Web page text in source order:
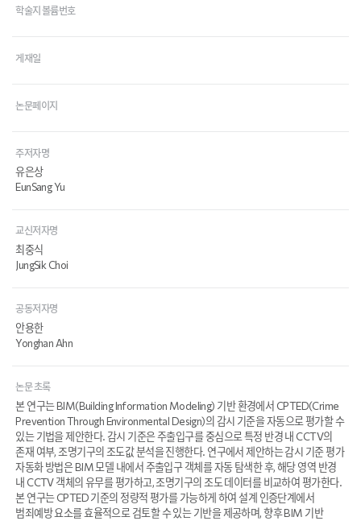
학술지 볼륨번호
게재일
논문페이지
주저자명
유은상
EunSang Yu
교신저자명
최중식
JungSik Choi
공동저자명
안용한
Yonghan Ahn
논문 초록
본 연구는 BIM(Building Information Modeling) 기반 환경에서 CPTED(Crime
Prevention Through Environmental Design)의 감시 기준을 자동으로 평가할 수
있는 기법을 제안한다. 감시 기준은 주출입구를 중심으로 특정 반경 내 CCTV의
존재 여부, 조명기구의 조도값 분석을 진행한다. 연구에서 제안하는 감시 기준 평가
자동화 방법은 BIM 모델 내에서 주출입구 객체를 자동 탐색한 후, 해당 영역 반경
내 CCTV 객체의 유무를 평가하고, 조명기구의 조도 데이터를 비교하여 평가한다.
본 연구는 CPTED 기준의 정량적 평가를 가능하게 하여 설계 인증단계에서
범죄예방 요소를 효율적으로 검토할 수 있는 기반을 제공하며, 향후 BIM 기반